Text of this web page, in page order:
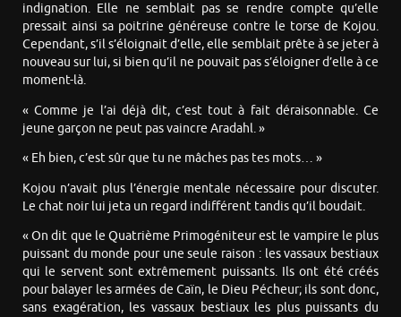
indignation. Elle ne semblait pas se rendre compte qu’elle
pressait ainsi sa poitrine généreuse contre le torse de Kojou.
Cependant, s’il s’éloignait d’elle, elle semblait prête à se jeter à
nouveau sur lui, si bien qu’il ne pouvait pas s’éloigner d’elle à ce
moment-là.
« Comme je l’ai déjà dit, c’est tout à fait déraisonnable. Ce
jeune garçon ne peut pas vaincre Aradahl. »
« Eh bien, c’est sûr que tu ne mâches pas tes mots… »
Kojou n’avait plus l’énergie mentale nécessaire pour discuter.
Le chat noir lui jeta un regard indifférent tandis qu’il boudait.
« On dit que le Quatrième Primogéniteur est le vampire le plus
puissant du monde pour une seule raison : les vassaux bestiaux
qui le servent sont extrêmement puissants. Ils ont été créés
pour balayer les armées de Caïn, le Dieu Pécheur; ils sont donc,
sans exagération, les vassaux bestiaux les plus puissants du